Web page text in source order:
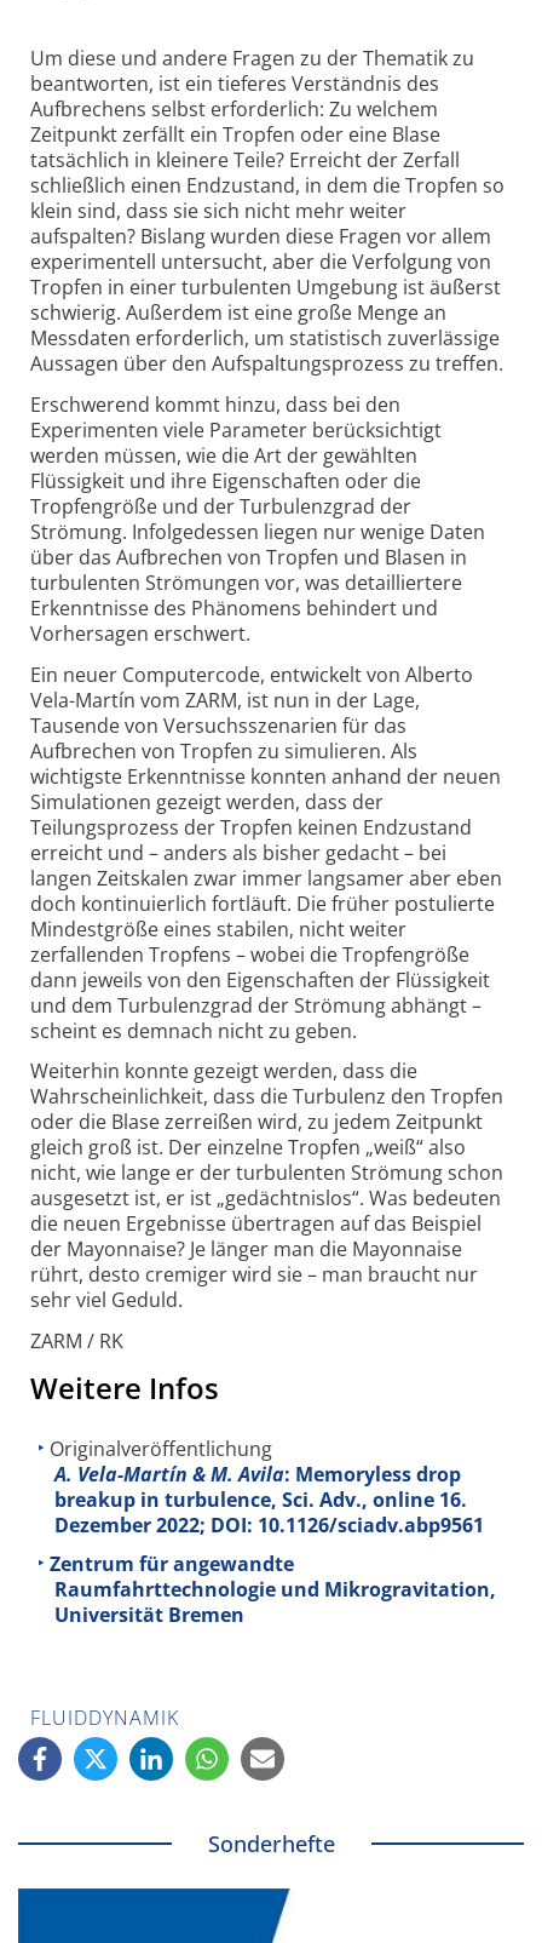
Um diese und andere Fragen zu der Thematik zu
beantworten, ist ein tieferes Verständnis des
Aufbrechens selbst erforderlich: Zu welchem
Zeitpunkt zerfällt ein Tropfen oder eine Blase
tatsächlich in kleinere Teile? Erreicht der Zerfall
schließlich einen Endzustand, in dem die Tropfen so
klein sind, dass sie sich nicht mehr weiter
aufspalten? Bislang wurden diese Fragen vor allem
experimentell untersucht, aber die Verfolgung von
Tropfen in einer turbulenten Umgebung ist äußerst
schwierig. Außerdem ist eine große Menge an
Messdaten erforderlich, um statistisch zuverlässige
Aussagen über den Aufspaltungsprozess zu treffen.
Erschwerend kommt hinzu, dass bei den
Experimenten viele Parameter berücksichtigt
werden müssen, wie die Art der gewählten
Flüssigkeit und ihre Eigenschaften oder die
Tropfengröße und der Turbulenzgrad der
Strömung. Infolgedessen liegen nur wenige Daten
über das Aufbrechen von Tropfen und Blasen in
turbulenten Strömungen vor, was detailliertere
Erkenntnisse des Phänomens behindert und
Vorhersagen erschwert.
Ein neuer Computercode, entwickelt von Alberto
Vela-Martín vom ZARM, ist nun in der Lage,
Tausende von Versuchsszenarien für das
Aufbrechen von Tropfen zu simulieren. Als
wichtigste Erkenntnisse konnten anhand der neuen
Simulationen gezeigt werden, dass der
Teilungsprozess der Tropfen keinen Endzustand
erreicht und – anders als bisher gedacht – bei
langen Zeitskalen zwar immer langsamer aber eben
doch kontinuierlich fortläuft. Die früher postulierte
Mindestgröße eines stabilen, nicht weiter
zerfallenden Tropfens – wobei die Tropfengröße
dann jeweils von den Eigenschaften der Flüssigkeit
und dem Turbulenzgrad der Strömung abhängt –
scheint es demnach nicht zu geben.
Weiterhin konnte gezeigt werden, dass die
Wahrscheinlichkeit, dass die Turbulenz den Tropfen
oder die Blase zerreißen wird, zu jedem Zeitpunkt
gleich groß ist. Der einzelne Tropfen „weiß“ also
nicht, wie lange er der turbulenten Strömung schon
ausgesetzt ist, er ist „gedächtnislos“. Was bedeuten
die neuen Ergebnisse übertragen auf das Beispiel
der Mayonnaise? Je länger man die Mayonnaise
rührt, desto cremiger wird sie – man braucht nur
sehr viel Geduld.
ZARM / RK
Weitere Infos
Originalveröffentlichung
A. Vela-Martín & M. Avila: Memoryless drop
breakup in turbulence, Sci. Adv., online 16.
Dezember 2022; DOI: 10.1126/sciadv.abp9561
Zentrum für angewandte
Raumfahrttechnologie und Mikrogravitation,
Universität Bremen
FLUIDDYNAMIK
Sonderhefte